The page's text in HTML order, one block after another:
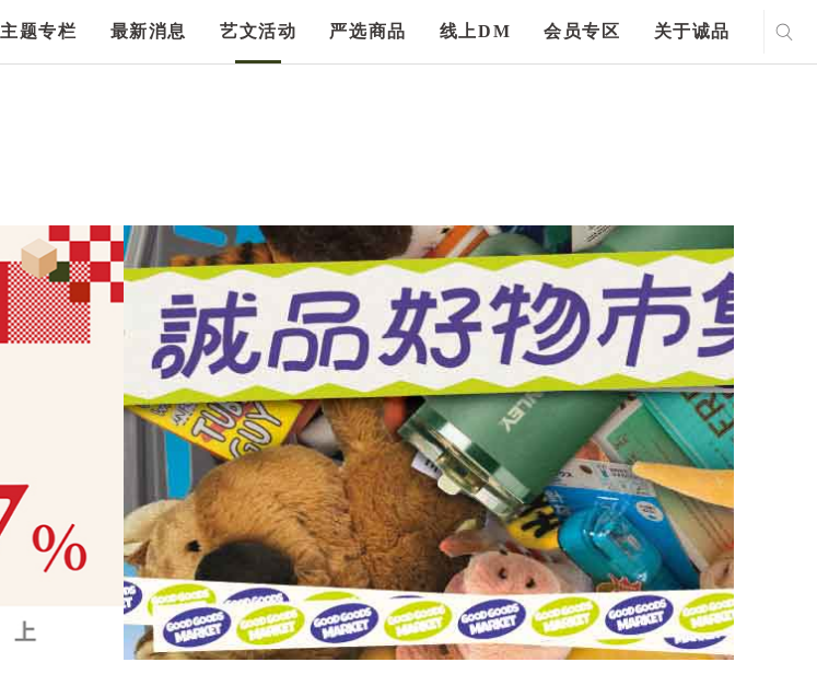
主题专栏 最新消息 艺文活动 严选商品 线上DM 会员专区 关于诚品